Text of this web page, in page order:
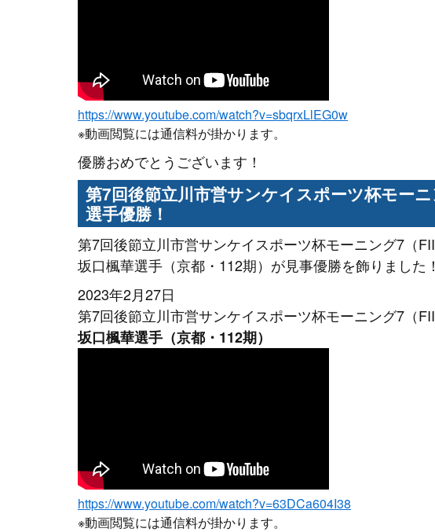
https://www.youtube.com/watch?v=sbqrxLlEG0w
※動画閲覧には通信料が掛かります。
優勝おめでとうございます！
第7回後節立川市営サンケイスポーツ杯モー
選手優勝！
第7回後節立川市営サンケイスポーツ杯モーニング7（
坂口楓華選手（京都・112期）が見事優勝を飾りました！
2023年2月27日
第7回後節立川市営サンケイスポーツ杯モーニング7（
坂口楓華選手（京都・112期）
https://www.youtube.com/watch?v=63DCa604I38
※動画閲覧には通信料が掛かります。